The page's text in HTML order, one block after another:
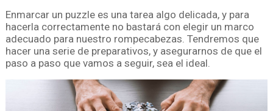
Enmarcar un puzzle es una tarea algo delicada, y para
hacerla correctamente no bastará con elegir un marco
adecuado para nuestro rompecabezas. Tendremos que
hacer una serie de preparativos, y asegurarnos de que el
paso a paso que vamos a seguir, sea el ideal.